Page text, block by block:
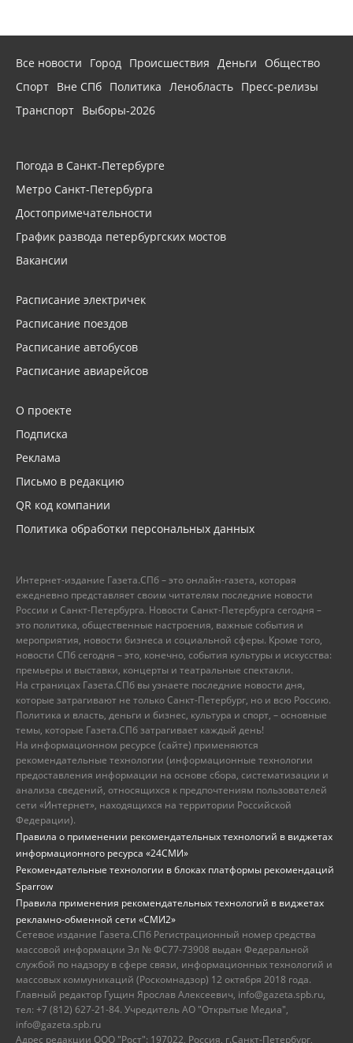
Все новости Город Происшествия Деньги
Общество
Спорт Вне СПб Политика Ленобласть Пресс-релизы
Транспорт Выборы-2026
Погода в Санкт-Петербурге
Метро Санкт-Петербурга
Достопримечательности
График развода петербургских мостов
Вакансии
Расписание электричек
Расписание поездов
Расписание автобусов
Расписание авиарейсов
О проекте
Подписка
Реклама
Письмо в редакцию
QR код компании
Политика обработки персональных данных
Интернет-издание Газета.СПб – это онлайн-газета, которая
ежедневно представляет своим читателям последние новости
России и Санкт-Петербурга. Новости Санкт-Петербурга сегодня –
это политика, общественные настроения, важные события и
мероприятия, новости бизнеса и социальной сферы. Кроме того,
новости СПб сегодня – это, конечно, события культуры и искусства:
премьеры и выставки, концерты и театральные спектакли.
На страницах Газета.СПб вы узнаете последние новости дня,
которые затрагивают не только Санкт-Петербург, но и всю Россию.
Политика и власть, деньги и бизнес, культура и спорт, – основные
темы, которые Газета.СПб затрагивает каждый день!
На информационном ресурсе (сайте) применяются
рекомендательные технологии (информационные технологии
предоставления информации на основе сбора, систематизации и
анализа сведений, относящихся к предпочтениям пользователей
сети «Интернет», находящихся на территории Российской
Федерации).
Правила о применении рекомендательных технологий в виджетах
информационного ресурса «24СМИ»
Рекомендательные технологии в блоках платформы рекомендаций
Sparrow
Правила применения рекомендательных технологий в виджетах
рекламно-обменной сети «СМИ2»
Сетевое издание Газета.СПб Регистрационный номер средства
массовой информации Эл № ФС77-73908 выдан Федеральной
службой по надзору в сфере связи, информационных технологий и
массовых коммуникаций (Роскомнадзор) 12 октября 2018 года.
Главный редактор Гущин Ярослав Алексеевич, info@gazeta.spb.ru,
тел: +7 (812) 627-21-84. Учредитель АО "Открытые Медиа",
info@gazeta.spb.ru
Адрес редакции ООО "Рост": 197022, Россия, г.Санкт-Петербург,